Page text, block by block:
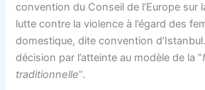
convention du Conseil de l’Europe sur
lutte contre la violence à l’égard des
domestique, dite convention
décision par l’atteinte au modèle de la “
traditionnelle”.